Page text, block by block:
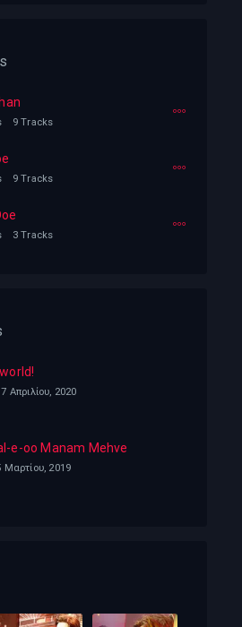
9 Tracks
9 Tracks
3 Tracks
Απριλίου, 2020
e-oo Manam Mehve
Μαρτίου, 2019